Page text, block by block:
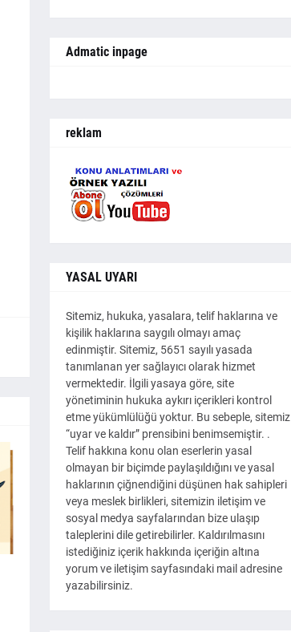
Admatic inpage
reklam
YASAL UYARI
Sitemiz, hukuka, yasalara, telif haklarına ve
kişilik haklarına saygılı olmayı amaç
edinmiştir. Sitemiz, 5651 sayılı yasada
tanımlanan yer sağlayıcı olarak hizmet
vermektedir. İlgili yasaya göre, site
yönetiminin hukuka aykırı içerikleri kontrol
etme yükümlülüğü yoktur. Bu sebeple, sitemiz
“uyar ve kaldır” prensibini benimsemiştir. .
Telif hakkına konu olan eserlerin yasal
olmayan bir biçimde paylaşıldığını ve yasal
haklarının çiğnendiğini düşünen hak sahipleri
veya meslek birlikleri, sitemizin iletişim ve
sosyal medya sayfalarından bize ulaşıp
taleplerini dile getirebilirler. Kaldırılmasını
istediğiniz içerik hakkında içeriğin altına
yorum ve iletişim sayfasındaki mail adresine
yazabilirsiniz.